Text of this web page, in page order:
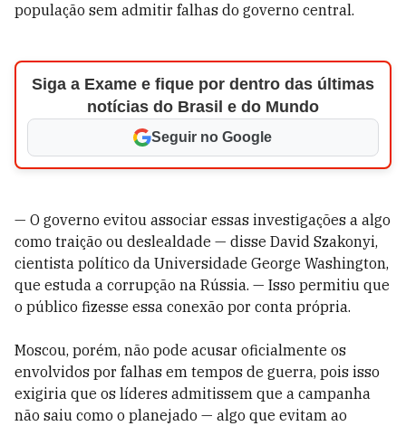
população sem admitir falhas do governo central.
Siga a Exame e fique por dentro das últimas
notícias do Brasil e do Mundo
Seguir no Google
— O governo evitou associar essas investigações a algo
como traição ou deslealdade — disse David Szakonyi,
cientista político da Universidade George Washington,
que estuda a corrupção na Rússia. — Isso permitiu que
o público fizesse essa conexão por conta própria.
Moscou, porém, não pode acusar oficialmente os
envolvidos por falhas em tempos de guerra, pois isso
exigiria que os líderes admitissem que a campanha
não saiu como o planejado — algo que evitam ao